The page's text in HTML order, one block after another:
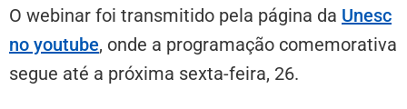
O webinar foi transmitido pela página da Unesc
no youtube, onde a programação comemorativa
segue até a próxima sexta-feira, 26.